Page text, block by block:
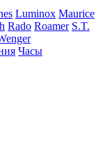
Luminox Maurice
Rado Roamer S.T.
Часы